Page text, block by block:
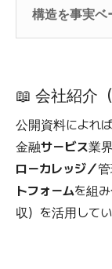
構造を事実ベ
📖 会社紹介
公開資料によれば
金融サービス業界
ローカレッジ／
トフォームを組
収）を活用して